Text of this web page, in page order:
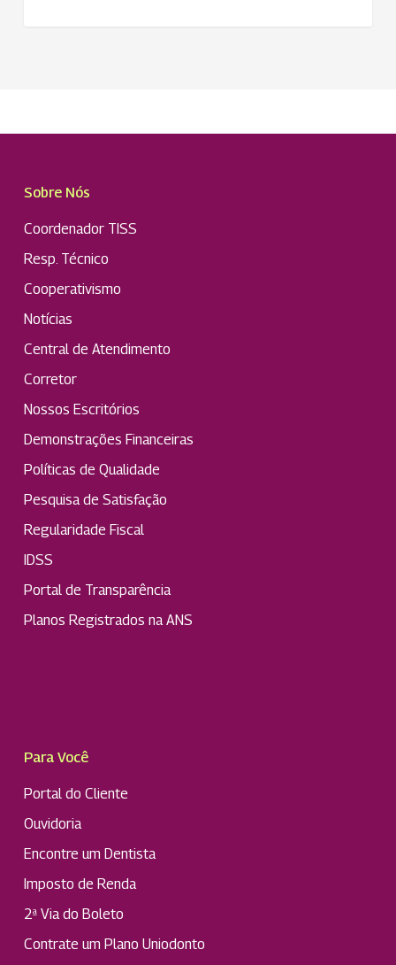
Sobre Nós
Coordenador TISS
Resp. Técnico
Cooperativismo
Notícias
Central de Atendimento
Corretor
Nossos Escritórios
Demonstrações Financeiras
Políticas de Qualidade
Pesquisa de Satisfação
Regularidade Fiscal
IDSS
Portal de Transparência
Planos Registrados na ANS
Para Você
Portal do Cliente
Ouvidoria
Encontre um Dentista
Imposto de Renda
2ª Via do Boleto
Contrate um Plano Uniodonto